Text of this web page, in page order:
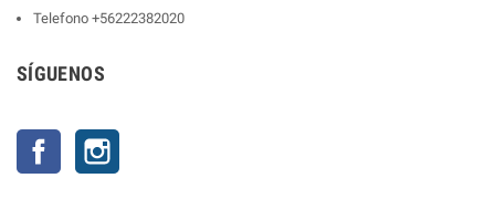
Telefono +56222382020
SÍGUENOS
Facebook